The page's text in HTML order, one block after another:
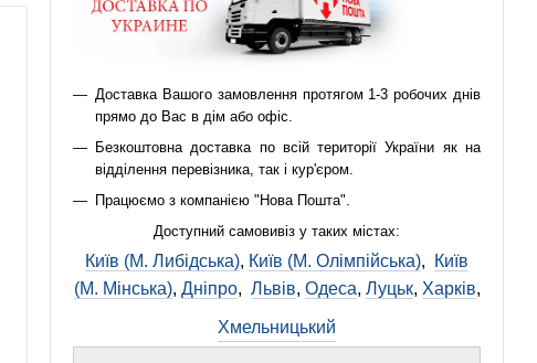
Доставка Вашого замовлення протягом 1-3 робочих днів
прямо до Вас в дім або офіс.
Безкоштовна доставка по всій території України як на
відділення перевізника, так і кур'єром.
Працюємо з компанією "Нова Пошта".
Доступний самовивіз у таких містах:
Київ (М. Либідська), Київ (М. Олімпійська),
Київ
(М. Мінська), Дніпро, Львів, Одеса, Луцьк, Харків,
Хмельницький